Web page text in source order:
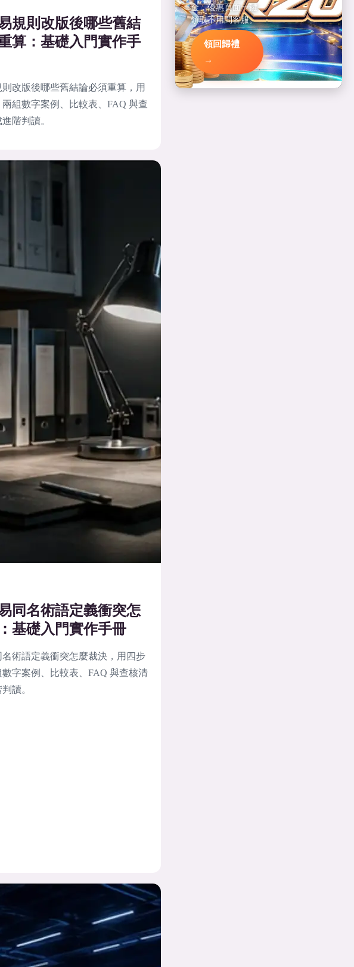
規則改版後哪些舊結
算：基礎入門實作手
改版後哪些舊結論必須重算，用
兩組數字案例、比較表、FAQ 與查
階判讀。
同名術語定義衝突怎
基礎入門實作手冊
術語定義衝突怎麼裁決，用四步
字案例、比較表、FAQ 與查核清
讀。
金，優惠頁面一鍵
領取不用問客服。
領回歸禮
→